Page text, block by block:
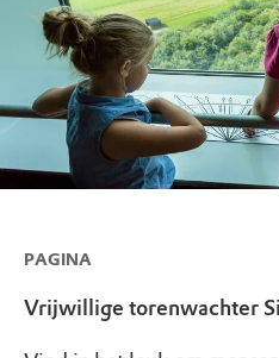
PAGINA
Vrijwillige torenwachter